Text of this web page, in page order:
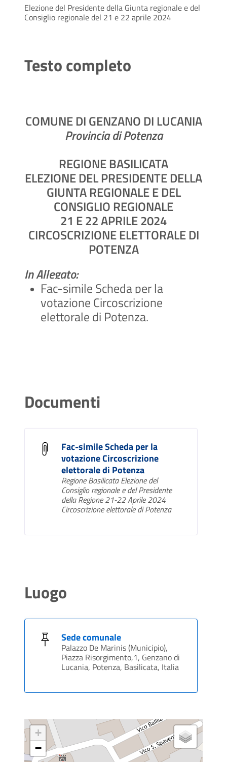
Elezione del Presidente della Giunta regionale e del
Consiglio regionale del 21 e 22 aprile 2024
Testo completo
COMUNE DI GENZANO DI LUCANIA
Provincia di Potenza
REGIONE BASILICATA
ELEZIONE DEL PRESIDENTE DELLA
GIUNTA REGIONALE E DEL
CONSIGLIO REGIONALE
21 E 22 APRILE 2024
CIRCOSCRIZIONE ELETTORALE DI
POTENZA
In Allegato:
Fac-simile Scheda per la
votazione Circoscrizione
elettorale di Potenza.
Documenti
Fac-simile Scheda per la
votazione Circoscrizione
elettorale di Potenza
Regione Basilicata Elezione del
Consiglio regionale e del Presidente
della Regione 21-22 Aprile 2024
Circoscrizione elettorale di Potenza
Luogo
Sede comunale
Palazzo De Marinis (Municipio),
Piazza Risorgimento,1, Genzano di
Lucania, Potenza, Basilicata, Italia
+
−